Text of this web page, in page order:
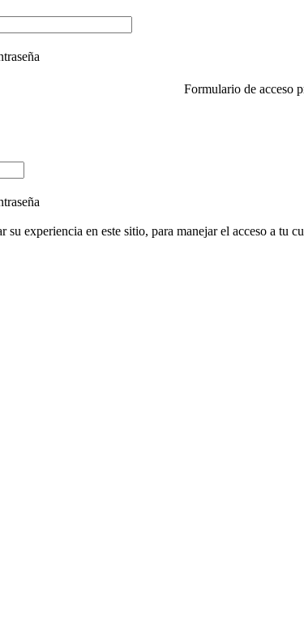
Formulario de acceso
su experiencia en este sitio, para manejar el acceso a tu